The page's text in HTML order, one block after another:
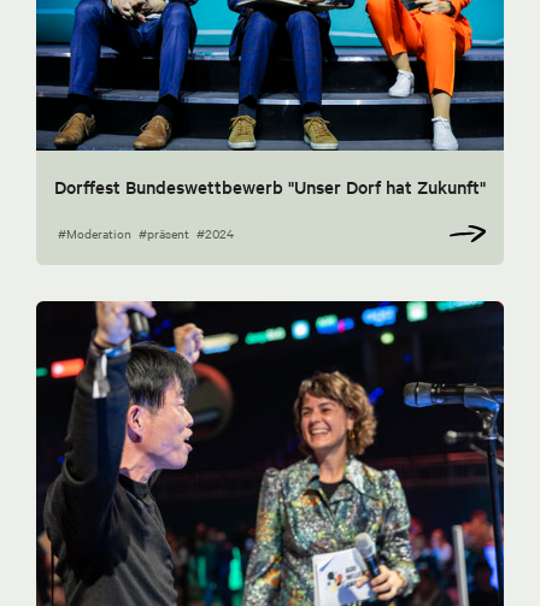
Dorffest Bundeswettbewerb "Unser Dorf hat Zukunft"
#Moderation #präsent #2024